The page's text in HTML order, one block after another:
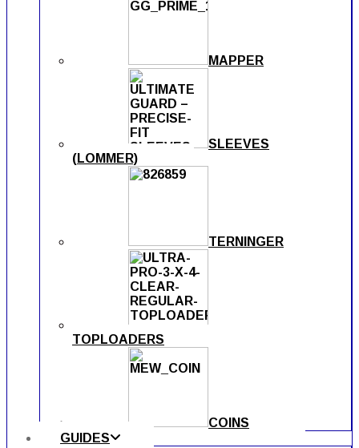
MAPPER
SLEEVES
(LOMMER)
TERNINGER
TOPLOADERS
COINS
GUIDES